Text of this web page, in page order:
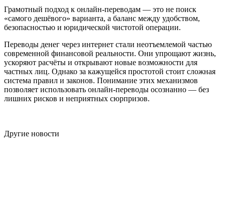
Грамотный подход к онлайн-переводам — это не поиск
«самого дешёвого» варианта, а баланс между удобством,
безопасностью и юридической чистотой операции.
Переводы денег через интернет стали неотъемлемой частью
современной финансовой реальности. Они упрощают жизнь,
ускоряют расчёты и открывают новые возможности для
частных лиц. Однако за кажущейся простотой стоит сложная
система правил и законов. Понимание этих механизмов
позволяет использовать онлайн-переводы осознанно — без
лишних рисков и неприятных сюрпризов.
Другие новости